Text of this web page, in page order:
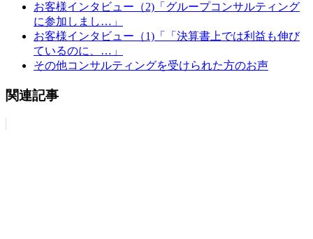
お客様インタビュー（2)「グループコンサルティング
に参加しまし…」
お客様インタビュー（1)「「決算書上では利益も伸び
ているのに、…」
その他コンサルティングを受けられた方のお声
関連記事